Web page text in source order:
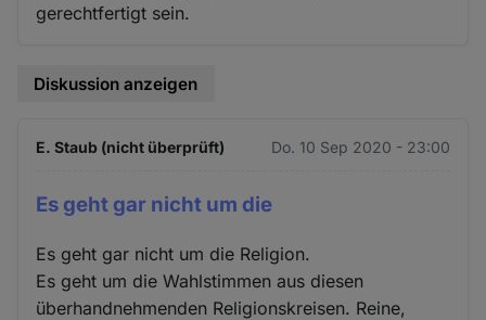
gerechtfertigt sein.
Diskussion anzeigen
E. Staub (nicht überprüft) Do. 10 Sep 2020 - 23:00
Es geht gar nicht um die
Es geht gar nicht um die Religion.
Es geht um die Wahlstimmen aus diesen
überhandnehmenden Religionskreisen. Reine,